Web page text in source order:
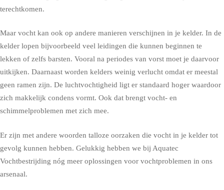
terechtkomen.
Maar vocht kan ook op andere manieren verschijnen in je kelder. In de
kelder lopen bijvoorbeeld veel leidingen die kunnen beginnen te
lekken of zelfs barsten. Vooral na periodes van vorst moet je daarvoor
uitkijken. Daarnaast worden kelders weinig verlucht omdat er meestal
geen ramen zijn. De luchtvochtigheid ligt er standaard hoger waardoor
zich makkelijk condens vormt. Ook dat brengt vocht- en
schimmelproblemen met zich mee.
Er zijn met andere woorden talloze oorzaken die vocht in je kelder tot
gevolg kunnen hebben. Gelukkig hebben we bij Aquatec
Vochtbestrijding nóg meer oplossingen voor vochtproblemen in ons
arsenaal.